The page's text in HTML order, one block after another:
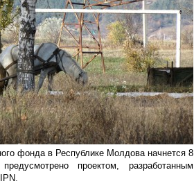
фонда в Республике Молдова начнется 8
проектом, разработанным